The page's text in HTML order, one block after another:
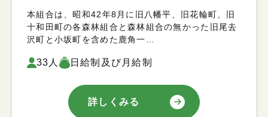
本組合は、昭和42年8月に旧八幡平、旧花輪町、旧
十和田町の各森林組合と森林組合の無かった旧尾去
沢町と小坂町を含めた鹿角一…
33人 日給制及び月給制
詳しくみる